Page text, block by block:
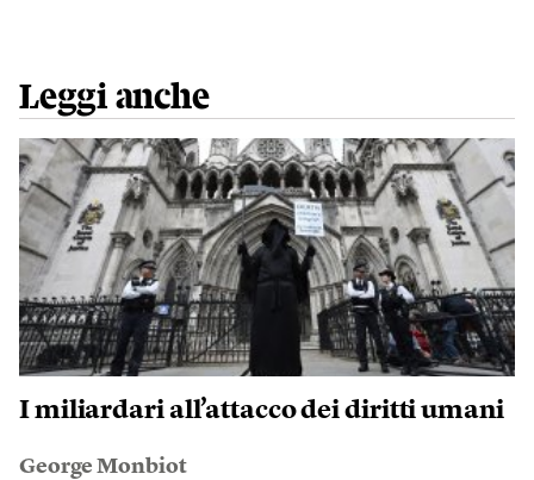
Leggi anche
I miliardari all’attacco dei diritti umani
George Monbiot